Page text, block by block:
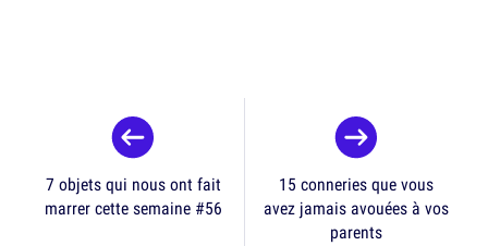
7 objets qui nous ont fait
marrer cette semaine #56
15 conneries que vous
avez jamais avouées à vos
parents